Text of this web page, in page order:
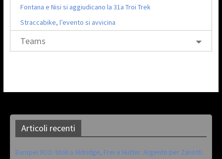
Fontana e Nisi si aggiudicano la 31a Troi Trek
Straccabike, l’evento si avvicina
Teams
Articoli recenti
Europei XCO: titoli a Aldridge, Frei e Hutter. Argento per Zanotti